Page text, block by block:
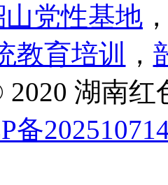
山党性基地
教育培训
，
2020 湖南
备